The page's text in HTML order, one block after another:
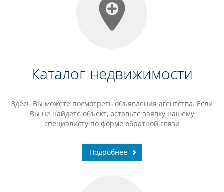
Каталог недвижимости
Здесь Вы можете посмотреть объявления агентства. Если
Вы не найдете объект, оставьте заявку нашему
специалисту по форме обратной связи
Подробнее